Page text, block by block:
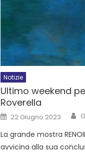
Notizie
Ultimo weekend
Roverella
22 Giugno 2023
La grande mostra
avvicina alla sua